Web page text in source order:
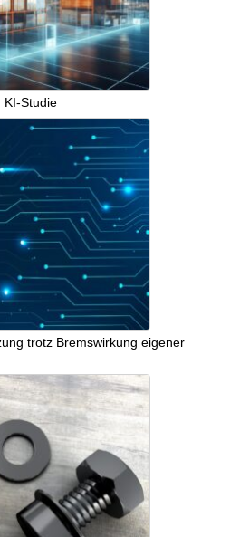
KI-Studie
trotz Bremswirkung eigener